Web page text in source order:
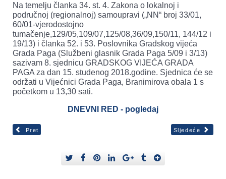
Na temelju članka 34. st. 4. Zakona o lokalnoj i
područnoj (regionalnoj) samoupravi („NN“ broj 33/01,
60/01-vjerodostojno
tumačenje,129/05,109/07,125/08,36/09,150/11, 144/12 i
19/13) i članka 52. i 53. Poslovnika Gradskog vijeća
Grada Paga (Službeni glasnik Grada Paga 5/09 i 3/13)
sazivam 8. sjednicu GRADSKOG VIJEĆA GRADA
PAGA za dan 15. studenog 2018.godine. Sjednica će se
održati u Vijećnici Grada Paga, Branimirova obala 1 s
početkom u 13,30 sati.
DNEVNI RED - pogledaj
Pret Sljedeće